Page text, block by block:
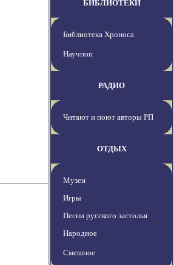
БИБЛИОТЕКИ
Библиотека Хроноса
Научпоп
РАДИО
Читают и поют авторы РП
ОТДЫХ
Музеи
Игры
Песни русского застолья
Народное
Смешное